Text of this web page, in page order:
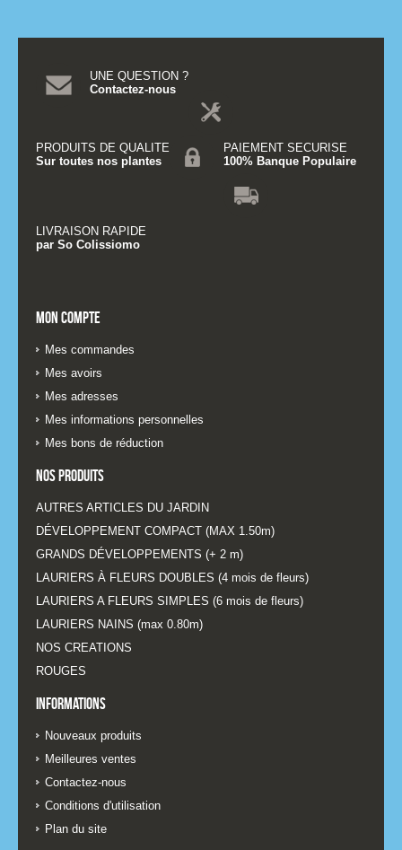
UNE QUESTION ?
Contactez-nous
PRODUITS DE QUALITE
Sur toutes nos plantes
PAIEMENT SECURISE
100% Banque Populaire
LIVRAISON RAPIDE
par So Colissiomo
Mon compte
Mes commandes
Mes avoirs
Mes adresses
Mes informations personnelles
Mes bons de réduction
Nos produits
AUTRES ARTICLES DU JARDIN
DÉVELOPPEMENT COMPACT (MAX 1.50m)
GRANDS DÉVELOPPEMENTS (+ 2 m)
LAURIERS À FLEURS DOUBLES (4 mois de fleurs)
LAURIERS A FLEURS SIMPLES (6 mois de fleurs)
LAURIERS NAINS (max 0.80m)
NOS CREATIONS
ROUGES
Informations
Nouveaux produits
Meilleures ventes
Contactez-nous
Conditions d'utilisation
Plan du site